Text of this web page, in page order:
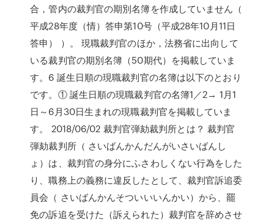
合，管内の裁判官の期別名簿を作成していません（
平成28年度（情）答申第10号（平成28年10月11日
答申） ）。 現職裁判官のほか，法務省に出向して
いる裁判官の期別名簿（50期代）を掲載していま
す。6 誕生日順の現職裁判官の名簿は以下のとおり
です。① 誕生日順の現職裁判官の名簿1／2→ 1月1
日～6月30日生まれの現職裁判官を掲載していま
す。 2018/06/02 裁判官弾劾裁判所とは？ 裁判官
弾劾裁判所（ さいばんかんだんがいさいばんし
ょ）は、裁判官の身分にふさわしくない行為をした
り、職務上の義務に違反したとして、裁判官訴追委
員会（ さいばんかんそついいいんかい）から、罷
免の訴追を受けた（訴えられた）裁判官を辞めさせ